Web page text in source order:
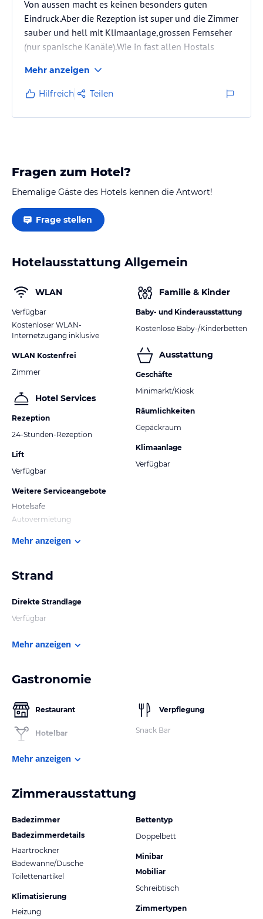
Von aussen macht es keinen besonders guten
Eindruck.Aber die Rezeption ist super und die Zimmer
sauber und hell mit Klimaanlage,grossen Fernseher
(nur spanische Kanäle).Wie in fast allen Hostals
dazugehörigen Pizzeria und ist im Preis inbegriffen
und war ausreichend.
Mehr anzeigen
Hilfreich Teilen
Fragen zum Hotel?
Ehemalige Gäste des Hotels kennen die Antwort!
Frage stellen
Hotelausstattung Allgemein
WLAN
Verfügbar
Kostenloser WLAN-
Internetzugang inklusive
WLAN Kostenfrei
Zimmer
Hotel Services
Rezeption
24-Stunden-Rezeption
Lift
Verfügbar
Weitere Serviceangebote
Hotelsafe
Autovermietung
Familie & Kinder
Baby- und Kinderausstattung
Kostenlose Baby-/Kinderbetten
Ausstattung
Geschäfte
Minimarkt/Kiosk
Räumlichkeiten
Gepäckraum
Klimaanlage
Verfügbar
Mehr anzeigen
Strand
Direkte Strandlage
Verfügbar
Mehr anzeigen
Gastronomie
Restaurant
Hotelbar
Verpflegung
Snack Bar
Mehr anzeigen
Zimmerausstattung
Badezimmer
Badezimmerdetails
Haartrockner
Badewanne/Dusche
Toilettenartikel
Klimatisierung
Heizung
Bettentyp
Doppelbett
Minibar
Mobiliar
Schreibtisch
Zimmertypen